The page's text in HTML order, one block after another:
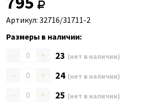
Артикул: 32716/31711-2
Размеры в наличии:
– + 23 (нет в наличии)
– + 24 (нет в наличии)
– + 25 (нет в наличии)